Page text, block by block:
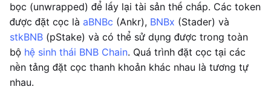
bọc (unwrapped) để lấy lại tài sản thế chấp. Các token
được đặt cọc là aBNBc (Ankr), BNBx (Stader) và
stkBNB (pStake) và có thể sử dụng được trong toàn
bộ hệ sinh thái BNB Chain. Quá trình đặt cọc tại các
nền tảng đặt cọc thanh khoản khác nhau là tương tự
nhau.